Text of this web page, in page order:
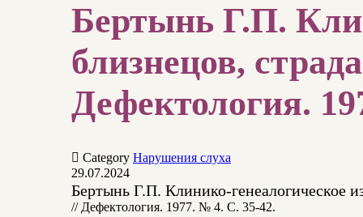
Бертынь Г.П.
близнецов,
Дефектология.
 Category Нарушения слуха
29.07.2024
Бертынь Г.П. Клинико-генеалогическое
// Дефектология. 1977. № 4. С. 35-42.